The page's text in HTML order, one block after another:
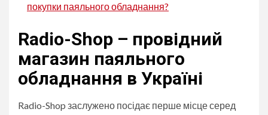
покупки паяльного обладнання?
Radio-Shop – провідний
магазин паяльного
обладнання в Україні
Radio-Shop заслужено посідає перше місце серед